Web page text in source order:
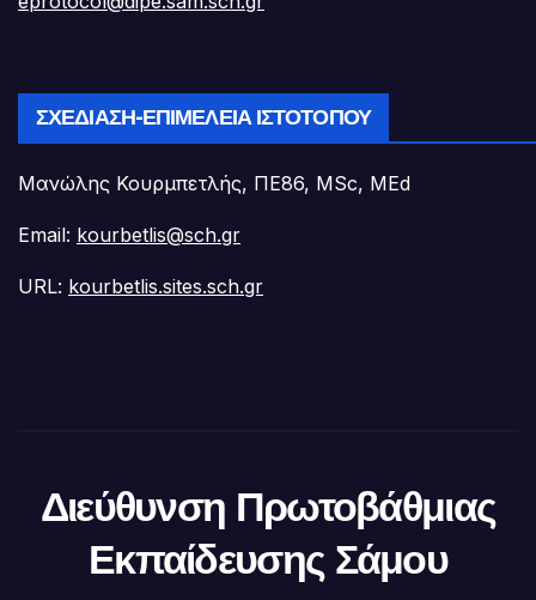
ΣΧΕΔΊΑΣΗ-ΕΠΙΜΈΛΕΙΑ ΙΣΤΟΤΌΠΟΥ
Μανώλης Κουρμπετλής, ΠΕ86, MSc, MEd
Email: kourbetlis@sch.gr
URL: kourbetlis.sites.sch.gr
Διεύθυνση Πρωτοβάθμιας
Εκπαίδευσης Σάμου